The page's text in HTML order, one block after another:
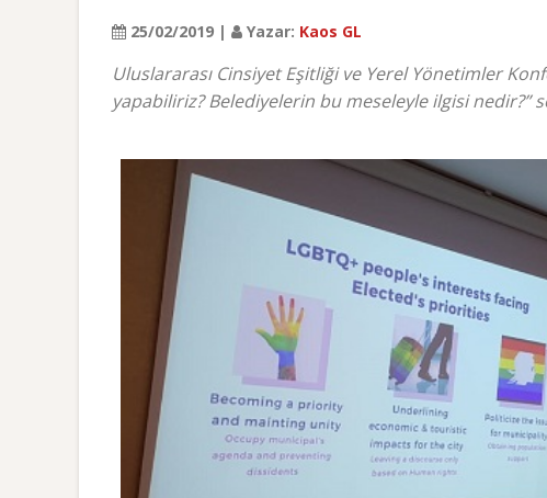
25/02/2019 | Yazar: Kaos GL
Uluslararası Cinsiyet Eşitliği ve Yerel Yönetimler
yapabiliriz? Belediyelerin bu meseleyle ilgisi nedir?”